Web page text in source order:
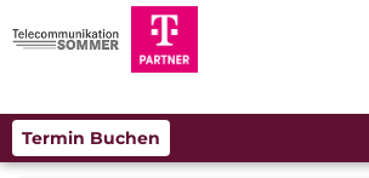
Termin Buchen